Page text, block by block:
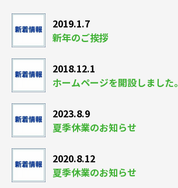
2019.1.7
新年のご挨拶
2018.12.1
ホームページを開設しました。
2023.8.9
夏季休業のお知らせ
2020.8.12
夏季休業のお知らせ